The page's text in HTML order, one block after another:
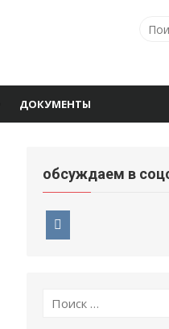
ДОКУМЕНТЫ
обсуждаем в
Поиск